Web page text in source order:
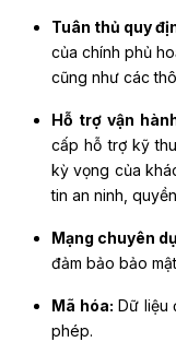
Tuân thủ quy
của chính phủ
cũng như các
Hỗ trợ vận
cấp hỗ trợ kỹ
kỳ vọng của
tin an ninh,
Mạng chuyên
đảm bảo bảo
Mã hóa: Dữ liệu
phép.